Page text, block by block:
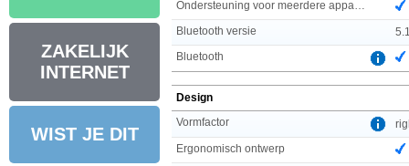
ZAKELIJK
INTERNET
WIST JE DIT
Bluetooth versie
Bluetooth
Design
Vormfactor
Ergonomisch ontwerp